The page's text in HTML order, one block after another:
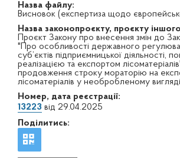
Назва файлу:
Висновок (експертиза щодо
Назва законопроєкту, проєкту
Проєкт Закону про внесення змін до
"Про особливості державного
суб’єктів підприємницької діяльності,
реалізацією та експортом
продовження строку мораторію на
лісоматеріалів у необробленому вигляді
Номер, дата реєстрації:
13223 від 29.04.2025
Поділитись: